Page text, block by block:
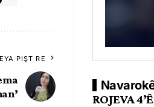
PIŞT RE
ROJEVA